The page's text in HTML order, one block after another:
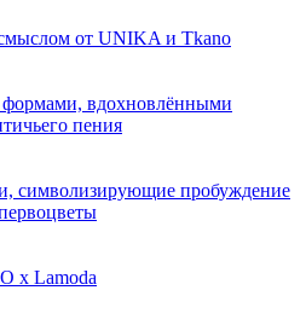
от UNIKA и Tkano
формами, вдохновлёнными
пения
символизирующие пробуждение
х Lamoda